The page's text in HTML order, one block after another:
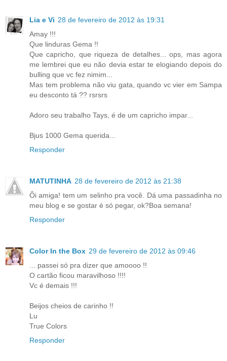
Lia e Vi 28 de fevereiro de 2012 às 19:31
Amay !!!
Que linduras Gema !!
Que capricho, que riqueza de detalhes... ops, mas agora
me lembrei que eu não devia estar te elogiando depois do
bulling que vc fez nimim...
Mas tem problema não viu gata, quando vc vier em Sampa
eu desconto tá ?? rsrsrs
Adoro seu trabalho Tays, é de um capricho impar...
Bjus 1000 Gema querida...
Responder
MATUTINHA 28 de fevereiro de 2012 às 21:38
Ôi amiga! tem um selinho pra você. Dá uma passadinha no
meu blog e se gostar é só pegar, ok?Boa semana!
Responder
Color In the Box 29 de fevereiro de 2012 às 09:46
... passei só pra dizer que amoooo !!
O cartão ficou maravilhoso !!!!
Vc é demais !!!
Beijos cheios de carinho !!
Lu
True Colors
Responder